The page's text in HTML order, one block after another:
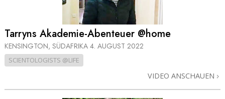
Tarryns Akademie-Abenteuer @home
KENSINGTON, SÜDAFRIKA 4. AUGUST 2022
SCIENTOLOGISTS @LIFE
VIDEO ANSCHAUEN